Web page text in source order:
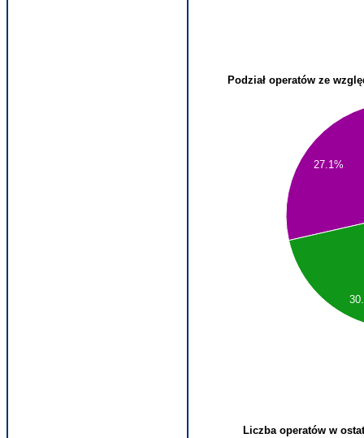
Podział operatów ze
27.1%
Liczba operatów w